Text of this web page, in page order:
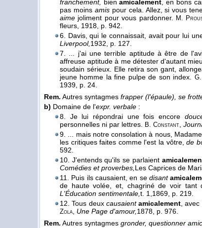
franchement, bienamicalement, en bons
pas moins amispour cela. Allez, si vous
aime joliment pour vous pardonner. M.
fleurs, 1918, p. 942.
6. Davis, qui le connaissait, avait pour lui
Liverpool,1932, p. 127.
7. ... j'ai une terrible aptitude à être de
affreuse aptitude à me détester d'autant
soudain sérieux. Elle retira son gant,
jeune homme la fine pulpe de son index.
1939, p. 24.
Rem. Autres syntagmes frapper (l'épaule), se
b) Domaine de l'expr. verbale :
8. Je lui répondrai une fois encore
personnelles ni par lettres. B. Constant,
9. ... mais notre consolation à nous,
les critiques faites comme l'est la vôtre,de
592.
10. J'entends qu'ils se parlaient
Comédies et proverbes,Les Caprices de
11. Puis ils causaient, en sedisant
de haute volée, et, chagriné de voir tant
L'Éducation sentimentale,t. 1,1869, p. 219.
12. Tous deux causaientamicalement, avec
Zola, Une Page d'amour,1878, p. 976.
Rem. Autres syntagmes gronder, questionner